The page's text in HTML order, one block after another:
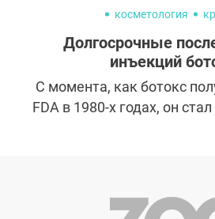
косметология
Долгосрочные
инъекций
С момента, как ботокс
FDA в 1980-х годах, он